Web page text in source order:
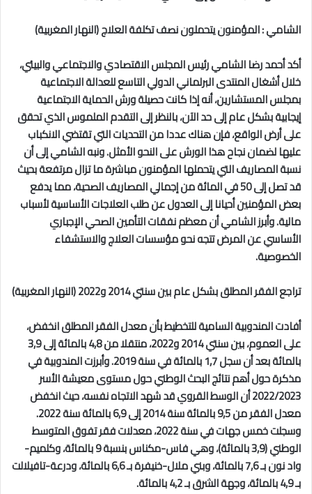
الشامي : المؤمنون يتحملون نصف تكلفة العلاج (النهار المغربية)
أكد أحمد رضا الشامي رئيس المجلس الاقتصادي والاجتماعي والبيئي،
خلال أشغال المنتدى البرلماني الدولي التاسع للعدالة الاجتماعية
بمجلس المستشارين، أنه إذا كانت حصيلة ورش الحماية الاجتماعية
إيجابية بشكل عام إلى حد الآن، بالنظر إلى التقدم الملموس الذي تحقق
على أرض الواقع، فإن هناك عددا من التحديات التي تقتضي الانكباب
عليها لضمان نجاح هذا الورش على النحو الأمثل. ونبه الشامي إلى أن
نسبة المصاريف التي يتحملها المؤمنون مباشرة ما تزال مرتفعة بحيث
قد تصل إلى 50 في المائة من إجمالي المصاريف الصحية، مما يدفع
بعض المؤمنين أحيانا إلى العدول عن طلب العلاجات الأساسية لأسباب
مالية. وأبرز الشامي أن معظم نفقات التأمين الصحي الإجباري
الأساسي عن المرض تتجه نحو مؤسسات العلاج والاستشفاء
الخصوصية.
تراجع الفقر المطلق بشكل عام بين سنتي 2014 و2022 (النهار المغربية)
أفادت المندوبية السامية للتخطيط بأن معدل الفقر المطلق انخفض،
على العموم، بين سنتي 2014 و2022، منتقلا من 4,8 بالمائة إلى 3,9
بالمائة بعد أن سجل 1,7 بالمائة في سنة 2019. وأبرزت المندوبية في
مذكرة حول أهم نتائج البحث الوطني حول مستوى معيشة الأسر
2022/2023 أن الوسط القروي قد شهد الاتجاه نفسه، حيث انخفض
معدل الفقر من 9,5 بالمائة سنة 2014 إلى 6,9 بالمائة سنة 2022.
وسجلت خمس جهات في سنة 2022، معدلات فقر تفوق المتوسط
الوطني (3,9 بالمائة)، وهي فاس-مكناس بنسبة 9 بالمائة، وكلميم-
واد نون بـ 7,6 بالمائة، وبني ملال-خنيفرة بـ 6,6 بالمائة، ودرعة-تافيلالت
بـ 4,9 بالمائة، وجهة الشرق بـ 4,2 بالمائة.